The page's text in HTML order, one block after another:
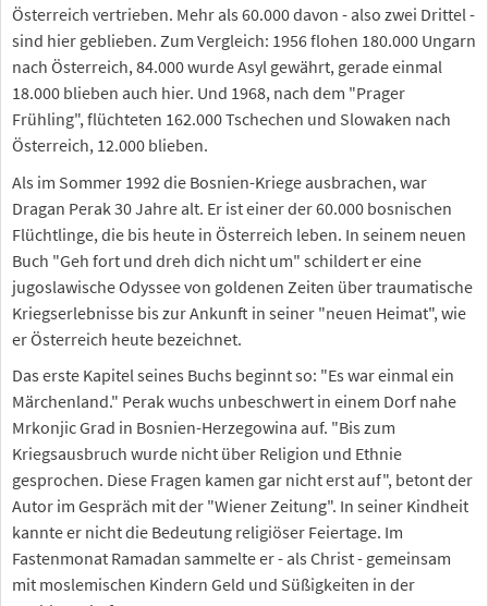
Österreich vertrieben. Mehr als 60.000 davon - also zwei Drittel -
sind hier geblieben. Zum Vergleich: 1956 flohen 180.000 Ungarn
nach Österreich, 84.000 wurde Asyl gewährt, gerade einmal
18.000 blieben auch hier. Und 1968, nach dem "Prager
Frühling", flüchteten 162.000 Tschechen und Slowaken nach
Österreich, 12.000 blieben.
Als im Sommer 1992 die Bosnien-Kriege ausbrachen, war
Dragan Perak 30 Jahre alt. Er ist einer der 60.000 bosnischen
Flüchtlinge, die bis heute in Österreich leben. In seinem neuen
Buch "Geh fort und dreh dich nicht um" schildert er eine
jugoslawische Odyssee von goldenen Zeiten über traumatische
Kriegserlebnisse bis zur Ankunft in seiner "neuen Heimat", wie
er Österreich heute bezeichnet.
Das erste Kapitel seines Buchs beginnt so: "Es war einmal ein
Märchenland." Perak wuchs unbeschwert in einem Dorf nahe
Mrkonjic Grad in Bosnien-Herzegowina auf. "Bis zum
Kriegsausbruch wurde nicht über Religion und Ethnie
gesprochen. Diese Fragen kamen gar nicht erst auf", betont der
Autor im Gespräch mit der "Wiener Zeitung". In seiner Kindheit
kannte er nicht die Bedeutung religiöser Feiertage. Im
Fastenmonat Ramadan sammelte er - als Christ - gemeinsam
mit moslemischen Kindern Geld und Süßigkeiten in der